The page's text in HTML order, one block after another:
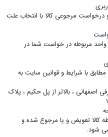
درخواست مرجوعی کالا با انتخاب علت
مربوطه در خواست شما در
مطابق با شرایط و قوانین سایت به
اصفهانی ، بالاتر از پل حکیم ، پلاک
کالا تعویض و یا مرجوع شده و
شود.